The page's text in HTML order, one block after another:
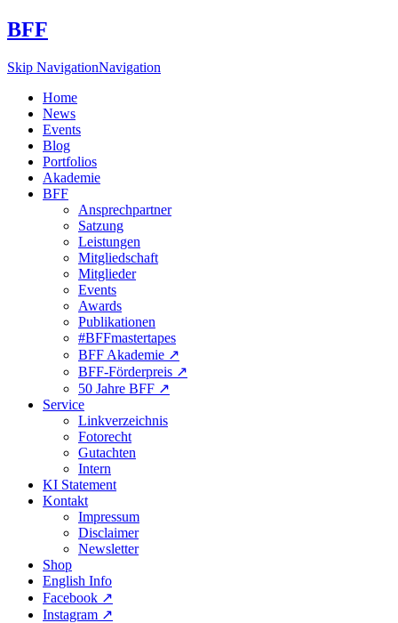
BFF
Skip NavigationNavigation
Home
News
Events
Blog
Portfolios
Akademie
BFF
Ansprechpartner
Satzung
Leistungen
Mitgliedschaft
Mitglieder
Events
Awards
Publikationen
#BFFmastertapes
BFF Akademie ↗︎
BFF-Förderpreis ↗︎
50 Jahre BFF ↗︎
Service
Linkverzeichnis
Fotorecht
Gutachten
Intern
KI Statement
Kontakt
Impressum
Disclaimer
Newsletter
Shop
English Info
Facebook ↗︎
Instagram ↗︎